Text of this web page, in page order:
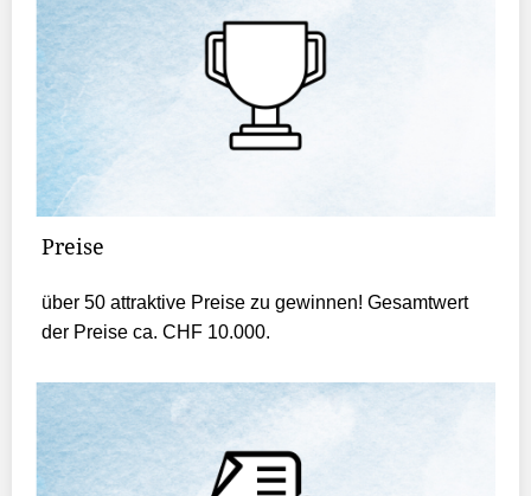
Preise
über 50 attraktive Preise zu gewinnen! Gesamtwert
der Preise ca. CHF 10.000.